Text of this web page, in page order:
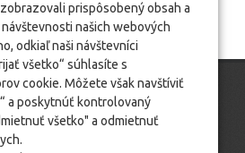
prispôsobený obsah a
našich webových
odkiaľ naši návštevníci
všetko“ súhlasíte s
cookie. Môžete však navštíviť
a poskytnúť kontrolovaný
všetko" a odmietnuť